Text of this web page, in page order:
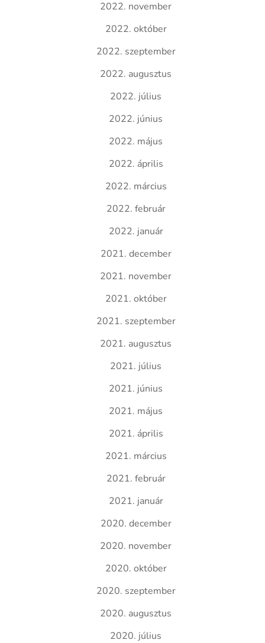
2022. november
2022. október
2022. szeptember
2022. augusztus
2022. július
2022. június
2022. május
2022. április
2022. március
2022. február
2022. január
2021. december
2021. november
2021. október
2021. szeptember
2021. augusztus
2021. július
2021. június
2021. május
2021. április
2021. március
2021. február
2021. január
2020. december
2020. november
2020. október
2020. szeptember
2020. augusztus
2020. július